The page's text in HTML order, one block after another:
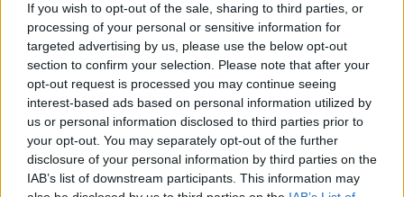
If you wish to opt-out of the sale, sharing to third parties, or
processing of your personal or sensitive information for
targeted advertising by us, please use the below opt-out
section to confirm your selection. Please note that after your
opt-out request is processed you may continue seeing
interest-based ads based on personal information utilized by
us or personal information disclosed to third parties prior to
your opt-out. You may separately opt-out of the further
disclosure of your personal information by third parties on the
IAB’s list of downstream participants. This information may